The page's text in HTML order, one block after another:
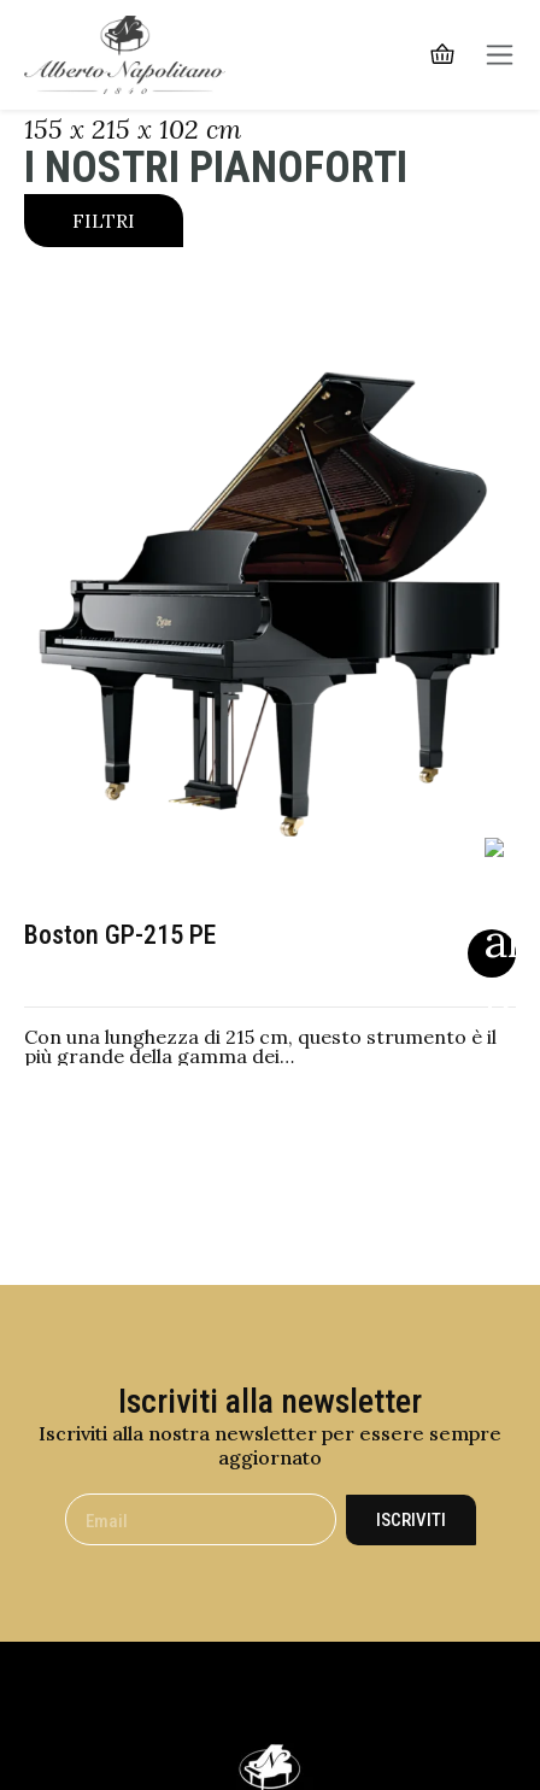
155 x 215 x 102 cm
I NOSTRI PIANOFORTI
FILTRI
Boston GP-215 PE
Con una lunghezza di 215 cm, questo strumento è il
più grande della gamma dei…
Iscriviti alla newsletter
Iscriviti alla nostra newsletter per essere sempre
aggiornato
ISCRIVITI